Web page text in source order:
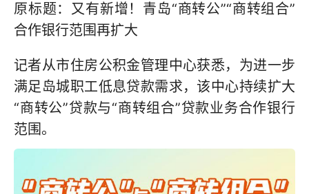
原标题：又有新增！青岛“商转公”“商转组合”
合作银行范围再扩大
记者从市住房公积金管理中心获悉，为进一步
满足岛城职工低息贷款需求，该中心持续扩大
“商转公”贷款与“商转组合”贷款业务合作银行
范围。